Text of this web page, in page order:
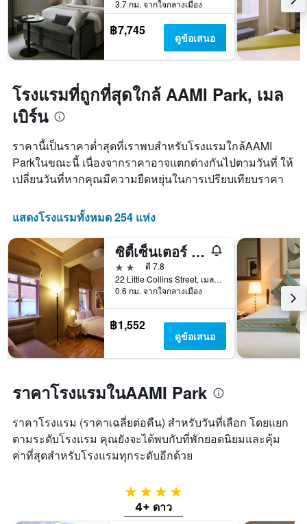
1
แกน
แแส
ดง
เฉลี่ย
ของ
ห้อง
พัก
3.7 กม. จากใจกลางเมือง
฿7,745 ดูข้อเสนอ
โรงแรมที่ถูกที่สุดใกล้ AAMI Park, เมล
เบิร์น
ราคานี้เป็นราคาต่ำสุดที่เราพบสำหรับโรงแรมใกล้AAMI
Parkในขณะนี้ เนื่องจากราคาอาจแตกต่างกันไปตามวันที่ ให้
เปลี่ยนวันที่หากคุณมีความยืดหยุ่นในการเปรียบเทียบราคา
แสดงโรงแรมทั้งหมด 254 แห่ง
ซิตี้เซ็นเตอร์ บัดเจ็ทโฮเทล
2 ดาว
ดี 7.8
22 Little Collins Street, เมลเบิร์น, VIC, ออสเตรเลีย
0.6 กม. จากใจกลางเมือง
฿1,552
ดูข้อเสนอ
ราคาโรงแรมในAAMI Park
ราคาโรงแรม (ราคาเฉลี่ยต่อคืน) สำหรับวันที่เลือก โดยแยก
ตามระดับโรงแรม คุณยังจะได้พบกับที่พักยอดนิยมและคุ้ม
ค่าที่สุดสำหรับโรงแรมทุกระดับอีกด้วย
4 ดาว
4+ ดาว